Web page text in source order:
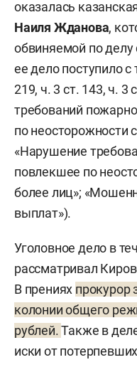
оказалась
Наиля Жданова,
обвиняемой по делу
ее дело поступило
219, ч. 3 ст. 143, ч.
требований
по неосторожности
«Нарушение
повлекшее по
более лиц»;
выплат»).
Уголовное дело в
рассматривал
В прениях прокурор
колонии общего
рублей.Также в
иски от